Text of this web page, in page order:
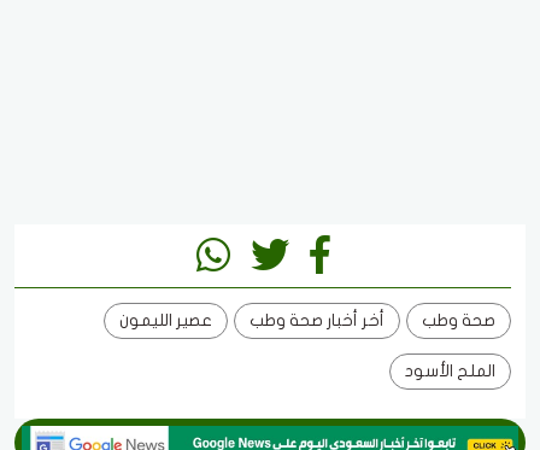
صحة وطب أخر أخبار صحة وطب عصير الليمون
الملح الأسود